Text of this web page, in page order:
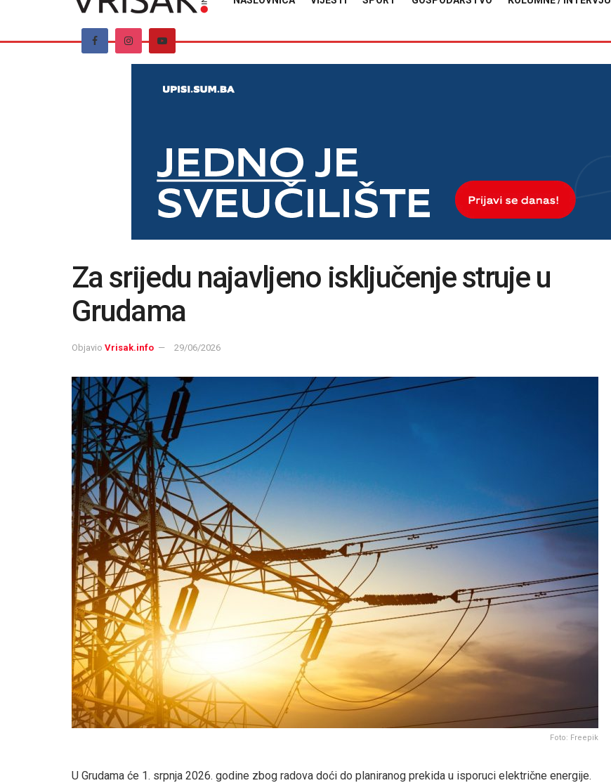
Za srijedu najavljeno isključenje struje u
Grudama
Objavio Vrisak.info 29/06/2026
Foto: Freepik
U Grudama će 1. srpnja 2026. godine zbog radova doći do planiranog prekida u isporuci električne energije.